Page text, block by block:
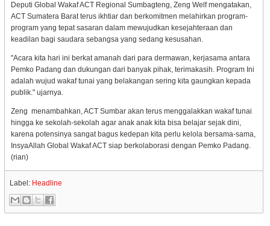
Deputi Global Wakaf ACT Regional Sumbagteng, Zeng Welf mengatakan,
ACT Sumatera Barat terus ikhtiar dan berkomitmen melahirkan program-
program yang tepat sasaran dalam mewujudkan kesejahteraan dan
keadilan bagi saudara sebangsa yang sedang kesusahan.
"Acara kita hari ini berkat amanah dari para dermawan, kerjasama antara
Pemko Padang dan dukungan dari banyak pihak, terimakasih. Program Ini
adalah wujud wakaf tunai yang belakangan sering kita gaungkan kepada
publik." ujarnya.
Zeng menambahkan, ACT Sumbar akan terus menggalakkan wakaf tunai
hingga ke sekolah-sekolah agar anak anak kita bisa belajar sejak dini,
karena potensinya sangat bagus kedepan kita perlu kelola bersama-sama,
InsyaAllah Global Wakaf ACT siap berkolaborasi dengan Pemko Padang.
(rian)
Label: Headline